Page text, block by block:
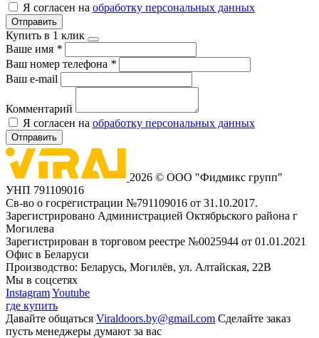
Я согласен на обработку персональных данных
Отправить
Купить в 1 клик
Ваше имя *
Ваш номер телефона *
Ваш e-mail
Комментарий
Я согласен на обработку персональных данных
Отправить
2026 © ООО "Фидмикс групп"
УНП 791109016
Св-во о госрегистрации №791109016 от 31.10.2017.
Зарегистрировано Администрацией Октябрьского района г
Могилева
Зарегистрирован в торговом реестре №0025944 от 01.01.2021
Офис в Беларуси
Производство: Беларусь, Могилёв, ул. Алтайская, 22В
Мы в соцсетях
InstagramYoutube
где купить
Давайте общаться Viraldoors.by@gmail.com Сделайте заказ
пусть менеджеры думают за вас